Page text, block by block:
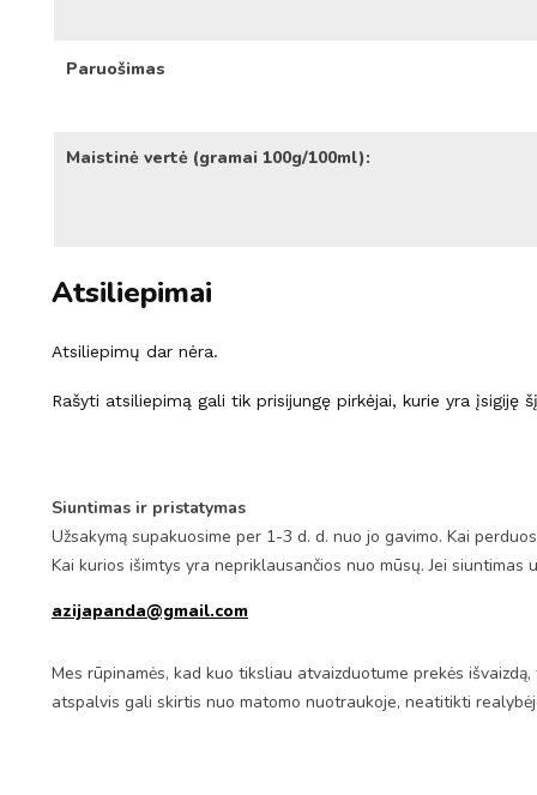
Paruošimas
Maistinė vertė (gramai 100g/100ml):
Atsiliepimai
Atsiliepimų dar nėra.
Rašyti atsiliepimą gali tik prisijungę pirkėjai, kurie yra įsigiję
Siuntimas ir pristatymas
Užsakymą supakuosime per 1-3 d. d. nuo jo gavimo. Kai
Kai kurios išimtys yra nepriklausančios nuo mūsų. Jei siuntimas
azijapanda@gmail.com
Mes rūpinamės, kad kuo tiksliau atvaizduotume prekės
atspalvis gali skirtis nuo matomo nuotraukoje, neatitikti